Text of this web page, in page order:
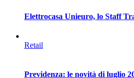
Elettrocasa Unieuro, lo Staff
Retail
Previdenza: le novità di luglio